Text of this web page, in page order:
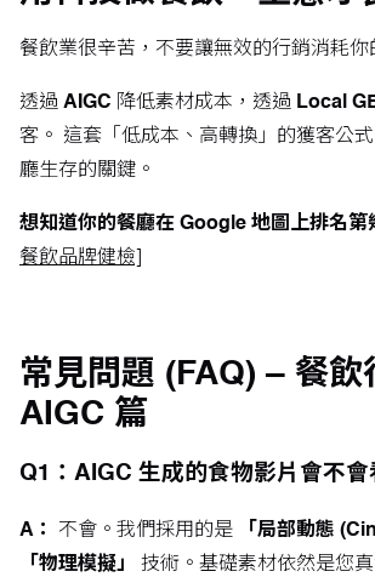
餐飲業很辛苦，不要讓無效的行銷消耗你
透過 AIGC 降低素材成本，透過 Local
客。 這套「低成本、高轉換」的獲客公
廳生存的關鍵。
想知道你的餐廳在 Google 地圖上排名第
餐飲品牌健檢]
常見問題 (FAQ) – 餐飲
AIGC 篇
Q1：AIGC 生成的食物影片會不會
A： 不會。我們採用的是 「局部動態
「物理模擬」
技術。基礎素材依然是您